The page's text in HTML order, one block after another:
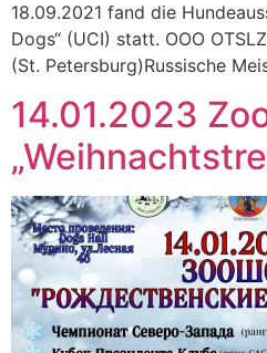
18.09.2021 fand die
Dogs“ (UCI) statt. OOO
(St. Petersburg)Russische
14.01.2023